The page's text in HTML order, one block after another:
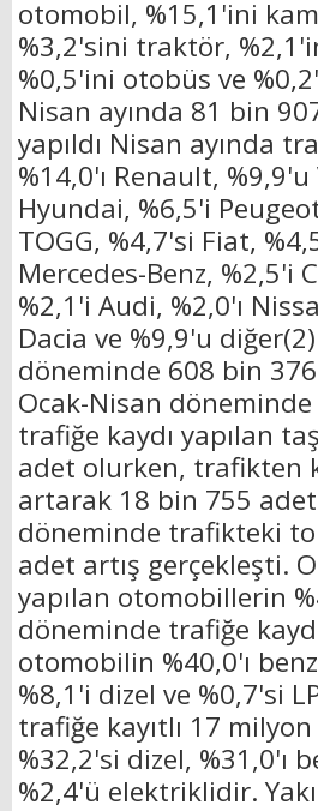
otomobil, %15,1'ini
%3,2'sini traktör,
%0,5'ini otobüs ve
Nisan ayında 81 bin
yapıldı Nisan ayında
%14,0'ı Renault,
Hyundai, %6,5'i
TOGG, %4,7'si Fiat,
Mercedes-Benz, %2,5'i
%2,1'i Audi, %2,0'ı
Dacia ve %9,9'u
döneminde 608 bin 376
Ocak-Nisan döneminde
trafiğe kaydı yapılan
adet olurken, trafikten
artarak 18 bin 755
döneminde trafikteki
adet artış gerçekleşti.
yapılan otomobillerin
döneminde trafiğe
otomobilin %40,0'ı
%8,1'i dizel ve %0,7'si
trafiğe kayıtlı 17
%32,2'si dizel, %31,0'ı
%2,4'ü elektriklidir.